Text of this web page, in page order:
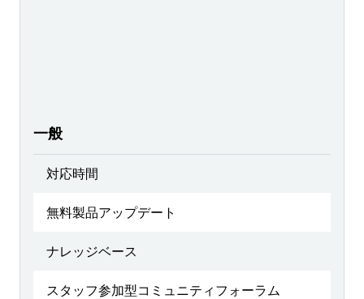
一般
対応時間
無料製品アップデート
ナレッジベース
スタッフ参加型コミュニティフォーラム